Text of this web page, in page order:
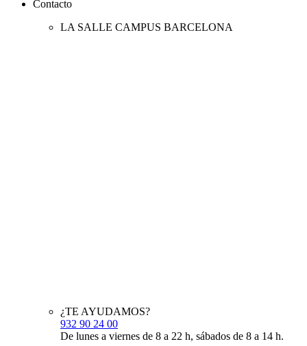
Contacto
LA SALLE CAMPUS BARCELONA
¿TE AYUDAMOS?
932 90 24 00
De lunes a viernes de 8 a 22 h, sábados de 8 a 14 h.